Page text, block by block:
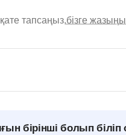
тапсаңыз,бізге
бірінші болып